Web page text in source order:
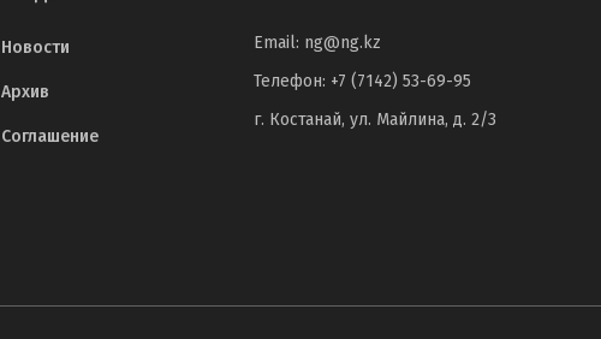
Новости
Архив
Соглашение
Email: ng@ng.kz
Телефон: +7 (7142) 53-69-95
г. Костанай, ул. Майлина, д. 2/3